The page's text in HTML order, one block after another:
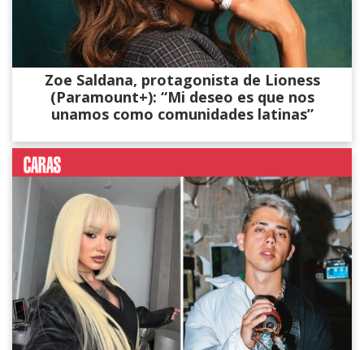
Zoe Saldana, protagonista de Lioness
(Paramount+): “Mi deseo es que nos
unamos como comunidades latinas”